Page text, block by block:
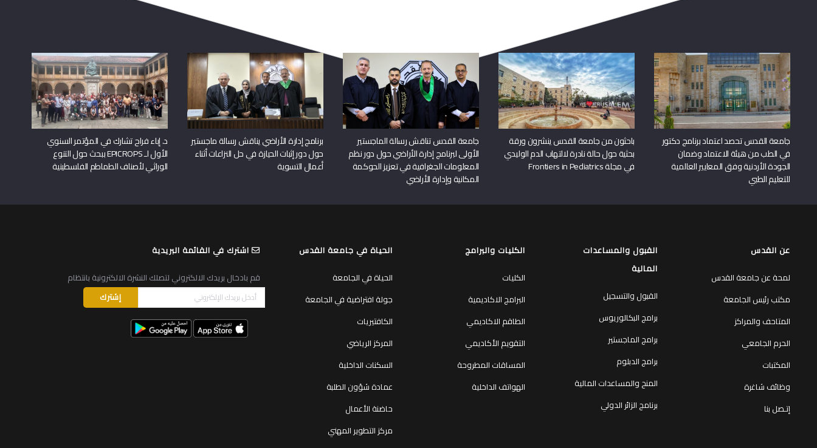
جامعة القدس تحصد اعتماد برنامج دكتور
في الطب من هيئة الاعتماد وضمان
الجودة الأردنية وفق المعايير العالمية
للتعليم الطبي
باحثون من جامعة القدس ينشرون ورقة
بحثية حول حالة نادرة لالتهاب الدم الوليدي
في مجلة Frontiers in Pediatrics
جامعة القدس تناقش رسالة الماجستير
الأولى لبرنامج إدارة الأراضي حول دور نظم
المعلومات الجغرافية في تعزيز الحوكمة
المكانية وإدارة الأراضي
برنامج إدارة الأراضي يناقش رسالة ماجستير
حول دور إثبات الحيازة في حل النزاعات أثناء
أعمال التسوية
د. إباء فراح تشارك في المؤتمر السنوي
الأول لـ EPICROPS ببحث حول التنوع
الوراثي لأصناف الطماطم الفلسطينية
عن القدس
لمحة عن جامعة القدس
مكتب رئيس الجامعة
المتاحف والمراكز
الحرم الجامعي
المكتبات
وظائف شاغرة
إتـصل بنا
القبول والمساعدات
المالية
القبول والتسجيل
برامج البكالوريوس
برامج الماجستير
برامج الدبلوم
المنح والمساعدات المالية
برنامج الزائر الدولي
الكليات والبرامج
الكليات
البرامج الاكاديمية
الطاقم الاكاديمي
التقويم الأكاديمي
المساقات المطروحة
الهواتف الداخلية
الحياة في جامعة القدس
الحياة في الجامعة
جولة افتراضية في الجامعة
الكافتيريات
المركز الرياضي
السكنات الداخلية
عمادة شؤون الطلبة
حاضنة الأعمال
مركز التطوير المهني
اشترك في القائمة البريدية
قم بادخال بريدك الالكتروني لتصلك النشرة الالكترونية بانتظام